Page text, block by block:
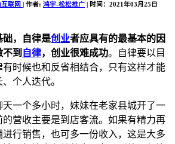
联网 | 作者: 鸿宇-松松推广 | 时间：2021年03月25日
础，自律是创业者应具有的最基本的因
到 自律，创业很难成功。自律要以目
时候也和反省相结合，只有这样才能
个人迭代。
天一个多小时，妹妹在老家县城开了一
的营收主要是到店客流。如果有精力再
行销售，也可多一份收入，这是大多